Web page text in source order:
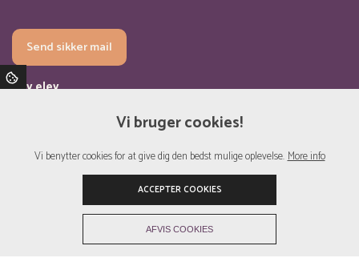
Send sikker mail
Bliv elev
Copyright © 2026 - Hedemølle Efterskole, CVR 89720516
Vi bruger cookies!
Vi benytter cookies for at give dig den bedst mulige oplevelse.More info
ACCEPTER COOKIES
AFVIS COOKIES